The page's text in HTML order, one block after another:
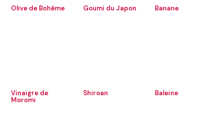
Olive de Bohême Goumi du Japon Banane
Vinaigre de
Moromi
Shiroan Baleine